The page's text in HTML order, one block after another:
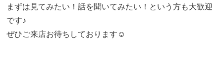
まずは見てみたい！話を聞いてみたい！という方も大歓迎
です♪
ぜひご来店お待ちしております☺